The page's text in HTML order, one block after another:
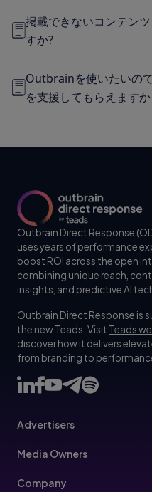
掲載できないコンテン
すか?
Outbrainを使いたいの
を支援してもらえますか
Outbrain Direct Response
uses years of performance
boost ROI across the open
combining unique reach,
insights, and predictive AI
Outbrain Direct Response is
the new Teads. Visit Teads
discover how it delivers
from branding to
Advertisers
Advertising FAQ
Media Owners
Publishers
Company